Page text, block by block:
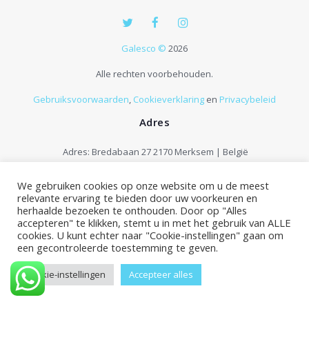
Galesco © 2026
Alle rechten voorbehouden.
Gebruiksvoorwaarden Cookieverklaring en Privacybeleid
Adres
Adres: Bredabaan 27 2170 Merksem | België
E-mail: info@galesco.be
Maandag - Zaterdag: 9:00 - 18:00
We gebruiken cookies op onze website om u de meest
relevante ervaring te bieden door uw voorkeuren en
herhaalde bezoeken te onthouden. Door op "Alles
accepteren" te klikken, stemt u in met het gebruik van ALLE
cookies. U kunt echter naar "Cookie-instellingen" gaan om
een gecontroleerde toestemming te geven.
Cookie-instellingen Accepteer alles